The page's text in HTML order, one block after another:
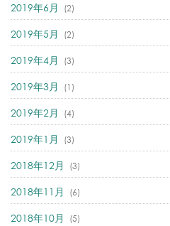
2019年6月 (2)
2019年5月 (2)
2019年4月 (3)
2019年3月 (1)
2019年2月 (4)
2019年1月 (3)
2018年12月 (3)
2018年11月 (6)
2018年10月 (5)